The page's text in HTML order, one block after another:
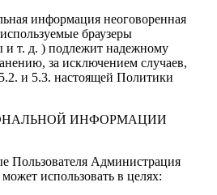
информация неоговоренная
браузеры
и т. д. ) подлежит надежному
за исключением случаев,
и 5.3. настоящей Политики
ИНФОРМАЦИИ
Пользователя Администрация
может использовать в целях: